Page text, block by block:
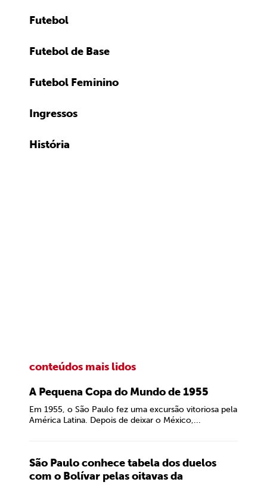
Futebol
Futebol de Base
Futebol Feminino
Ingressos
História
conteúdos mais lidos
A Pequena Copa do Mundo de 1955
Em 1955, o São Paulo fez uma excursão vitoriosa pela
América Latina. Depois de deixar o México,...
São Paulo conhece tabela dos duelos
com o Bolívar pelas oitavas da